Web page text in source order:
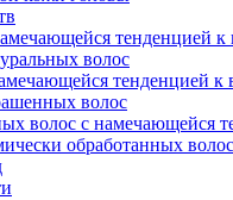
тенденцией
волос
тенденцией
волос
волос с намечающейся
обработанных волос